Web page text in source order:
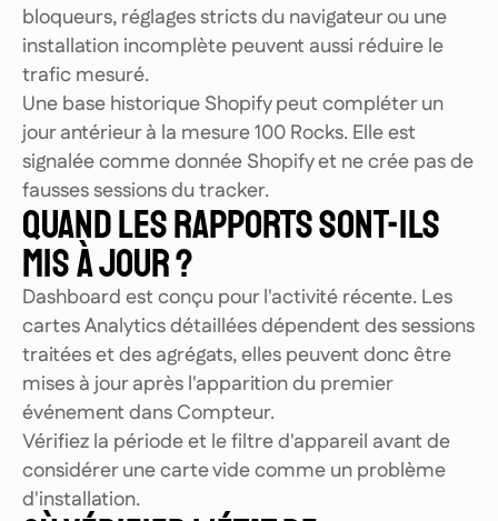
bloqueurs, réglages stricts du navigateur ou une
installation incomplète peuvent aussi réduire le
trafic mesuré.
Une base historique Shopify peut compléter un
jour antérieur à la mesure 100 Rocks. Elle est
signalée comme donnée Shopify et ne crée pas de
fausses sessions du tracker.
QUAND LES RAPPORTS SONT-ILS
MIS À JOUR ?
Dashboard est conçu pour l'activité récente. Les
cartes Analytics détaillées dépendent des sessions
traitées et des agrégats, elles peuvent donc être
mises à jour après l'apparition du premier
événement dans Compteur.
Vérifiez la période et le filtre d'appareil avant de
considérer une carte vide comme un problème
d'installation.